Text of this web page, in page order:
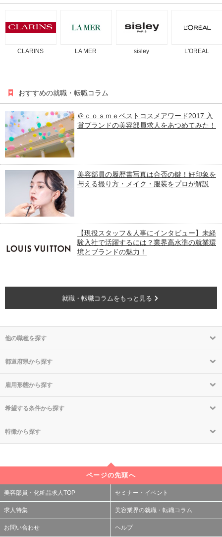
CLARINS LA MER sisley L'OREAL
おすすめの就職・転職コラム
＠ｃｏｓｍｅベストコスメアワード2017 入
賞ブランドの美容部員求人をあつめてみた！
美容部員の履歴書写真は合否の鍵！好印象を
与える撮り方・メイク・服装をプロが解説
【現役スタッフ＆人事にインタビュー】未経
験入社で活躍するには？業界高水準の就業環
境とブランドの魅力！
就職・転職コラムをもっと見る
他の職種を探す
都道府県から探す
雇用形態から探す
希望する条件から探す
特徴から探す
ページの先頭へ
美容部員・化粧品求人TOP セミナー・イベント
求人特集 美容業界の就職・転職コラム
お問い合わせ ヘルプ